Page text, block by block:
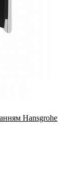
Hansgrohe